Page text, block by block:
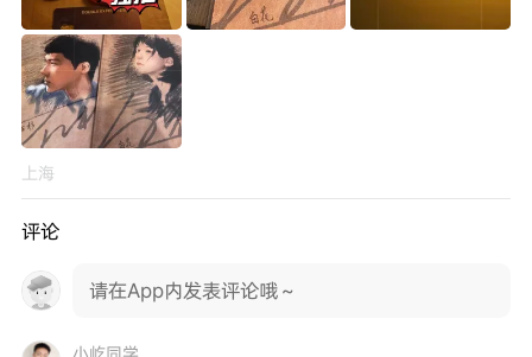
上海
评论
请在App内发表评论哦～
小屹同学